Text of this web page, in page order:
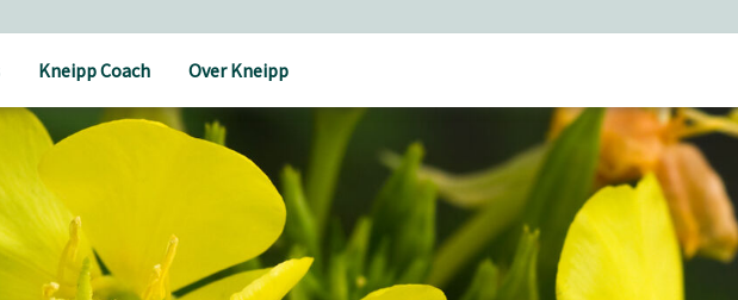
Kneipp Coach Over Kneipp